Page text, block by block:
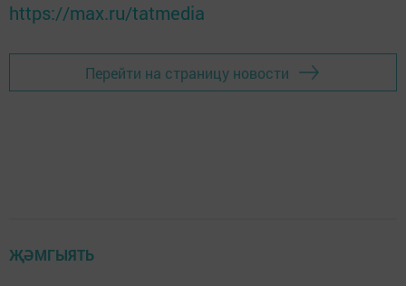
https://max.ru/tatmedia
Перейти на страницу новости
ҖӘМГЫЯТЬ